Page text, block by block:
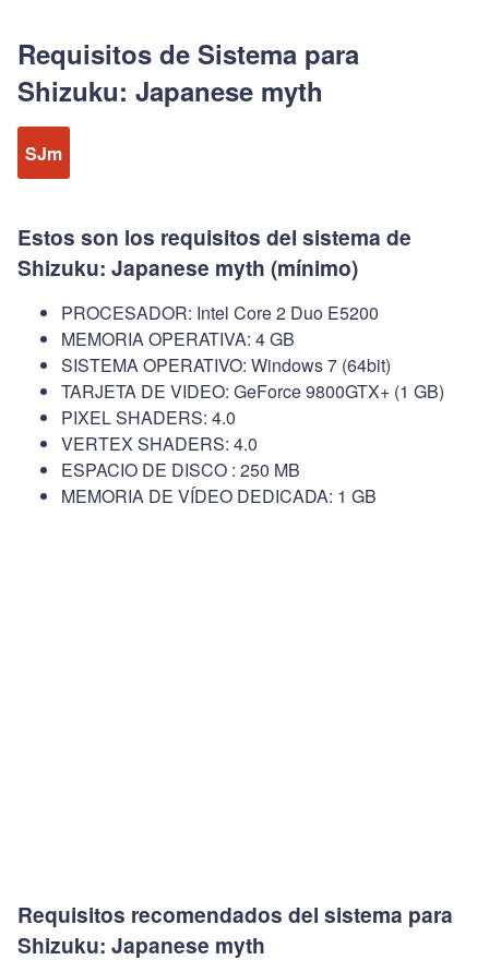
Requisitos de Sistema para
Shizuku: Japanese myth
SJm
Estos son los requisitos del sistema de
Shizuku: Japanese myth (mínimo)
PROCESADOR: Intel Core 2 Duo E5200
MEMORIA OPERATIVA: 4 GB
SISTEMA OPERATIVO: Windows 7 (64bit)
TARJETA DE VIDEO: GeForce 9800GTX+ (1 GB)
PIXEL SHADERS: 4.0
VERTEX SHADERS: 4.0
ESPACIO DE DISCO : 250 MB
MEMORIA DE VÍDEO DEDICADA: 1 GB
Requisitos recomendados del sistema para
Shizuku: Japanese myth